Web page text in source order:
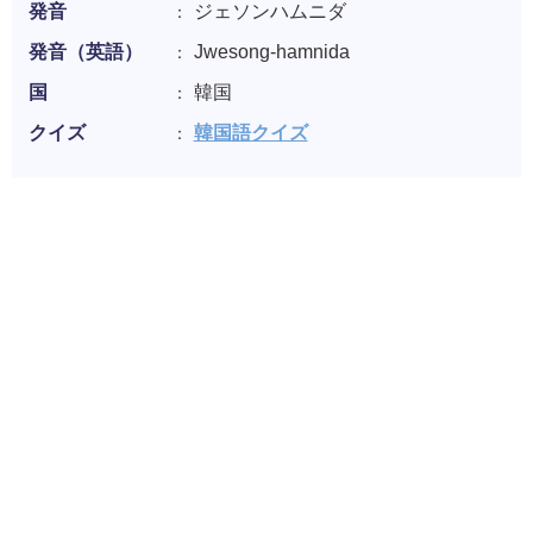
発音
ジェソンハムニダ
発音（英語）
Jwesong-hamnida
国
韓国
クイズ
韓国語クイズ